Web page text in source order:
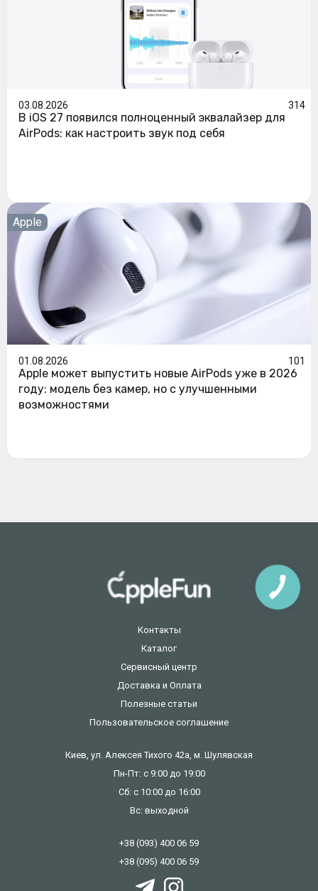
03.08.2026 314
В iOS 27 появился полноценный эквалайзер для
AirPods: как настроить звук под себя
Apple
01.08.2026 101
Apple может выпустить новые AirPods уже в 2026
году: модель без камер, но с улучшенными
возможностями
Контакты
Каталог
Сервисный центр
Доставка и Оплата
Полезные статьи
Пользовательское соглашение
Киев, ул. Алексея Тихого 42а, м. Шулявская
Пн-Пт: с 9:00 до 19:00
Сб: с 10:00 до 16:00
Вс: выходной
+38 (093) 400 06 59
+38 (095) 400 06 59